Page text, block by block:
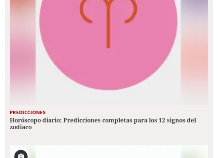
PREDICCIONES
Horóscopo diario: Predicciones completas para los 12 signos del
zodiaco